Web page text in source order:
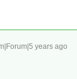
years ago